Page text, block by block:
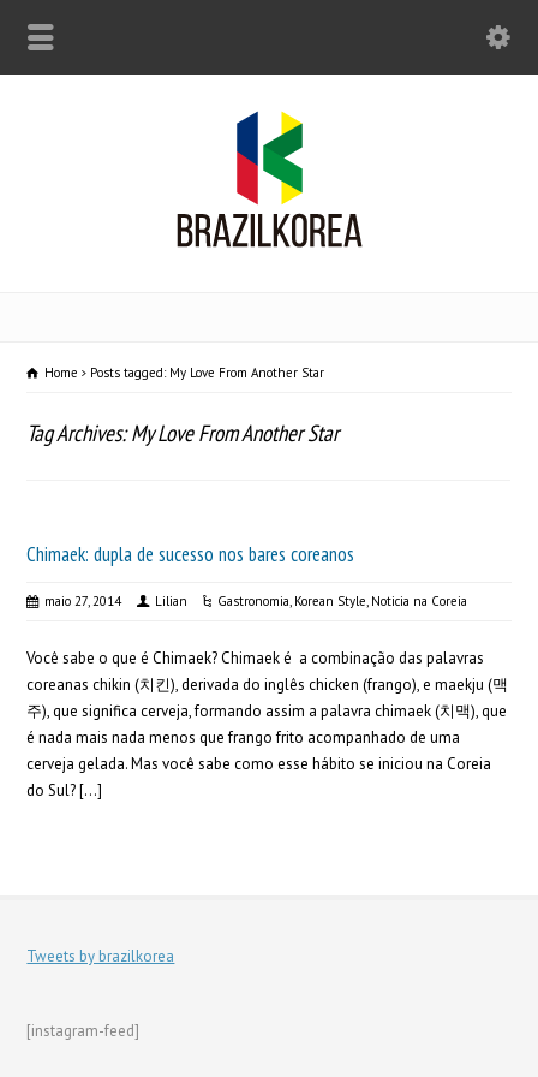
Home Posts tagged: My Love From Another Star
Tag Archives: My Love From Another Star
Chimaek: dupla de sucesso nos bares coreanos
maio 27, 2014 Lilian Gastronomia, Korean Style, Noticia na Coreia
Você sabe o que é Chimaek? Chimaek é a combinação das palavras
coreanas chikin (치킨), derivada do inglês chicken (frango), e maekju (맥
주), que significa cerveja, formando assim a palavra chimaek (치맥), que
é nada mais nada menos que frango frito acompanhado de uma
cerveja gelada. Mas você sabe como esse hábito se iniciou na Coreia
do Sul? […]
Tweets by brazilkorea
[instagram-feed]